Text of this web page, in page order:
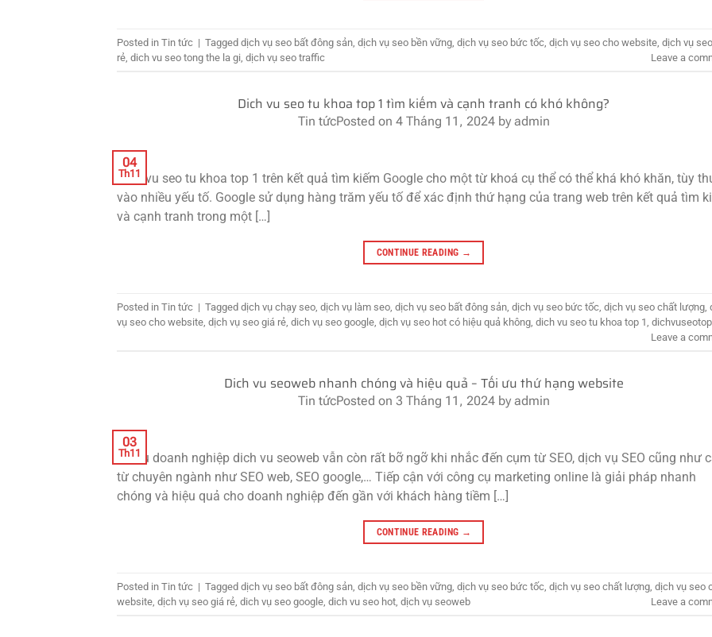
Posted in Tin tức | Tagged dịch vụ seo bất đông sản dịch vụ seo bền vững dịch vụ seo bức tốc dịch vụ seo cho website dịch vụ
rẻ dich vu seo tong the la gi dịch vụ seo traffic Leave a
Dich vu seo tu khoa top 1 tìm kiếm và cạnh tranh có khó không?
Tin tứcPosted on 4 Tháng 11, 2024by admin
04
Th11
Dich vu seo tu khoa top 1 trên kết quả tìm kiếm Google cho một từ khoá cụ thể có thể khá khó khăn, tùy
vào nhiều yếu tố. Google sử dụng hàng trăm yếu tố để xác định thứ hạng của trang web trên kết quả tìm
và cạnh tranh trong một […]
CONTINUE READING →
Posted in Tin tức | Tagged dịch vụ chạy seo dịch vụ làm seo dịch vụ seo bất đông sản dịch vụ seo bức tốc dịch vụ seo chất lượng
vụ seo cho website dịch vụ seo giá rẻ dich vụ seo google dịch vụ seo hot có hiệu quả không dich vu seo tu khoa top 1 dichvuseotop
Leave a
Dich vu seoweb nhanh chóng và hiệu quả – Tối ưu thứ hạng website
Tin tứcPosted on 3 Tháng 11, 2024by admin
03
Th11
Nhiều doanh nghiệp dich vu seoweb vẫn còn rất bỡ ngỡ khi nhắc đến cụm từ SEO, dịch vụ SEO cũng như
từ chuyên ngành như SEO web, SEO google,… Tiếp cận với công cụ marketing online là giải pháp nhanh
chóng và hiệu quả cho doanh nghiệp đến gần với khách hàng tiềm […]
CONTINUE READING →
Posted in Tin tức | Tagged dịch vụ seo bất đông sản dịch vụ seo bền vững dịch vụ seo bức tốc dịch vụ seo chất lượng dịch vụ seo
website dịch vụ seo giá rẻ dich vụ seo google dich vu seo hot dịch vụ seoweb Leave a